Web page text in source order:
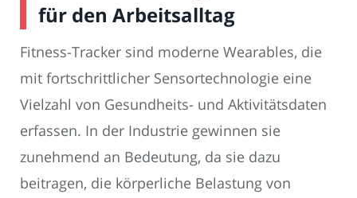
für den Arbeitsalltag
Fitness-Tracker sind moderne Wearables, die
mit fortschrittlicher Sensortechnologie eine
Vielzahl von Gesundheits- und Aktivitätsdaten
erfassen. In der Industrie gewinnen sie
zunehmend an Bedeutung, da sie dazu
beitragen, die körperliche Belastung von